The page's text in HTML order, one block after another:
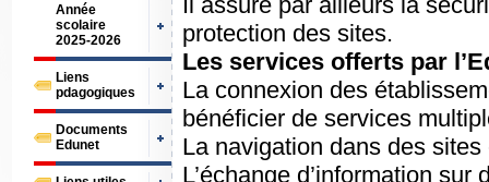
Année
scolaire
2025-2026
Liens
pdagogiques
Documents
Edunet
protection des sites.
Les services offerts par
La connexion des
bénéficier de services
La navigation dans des
L’échange d’information